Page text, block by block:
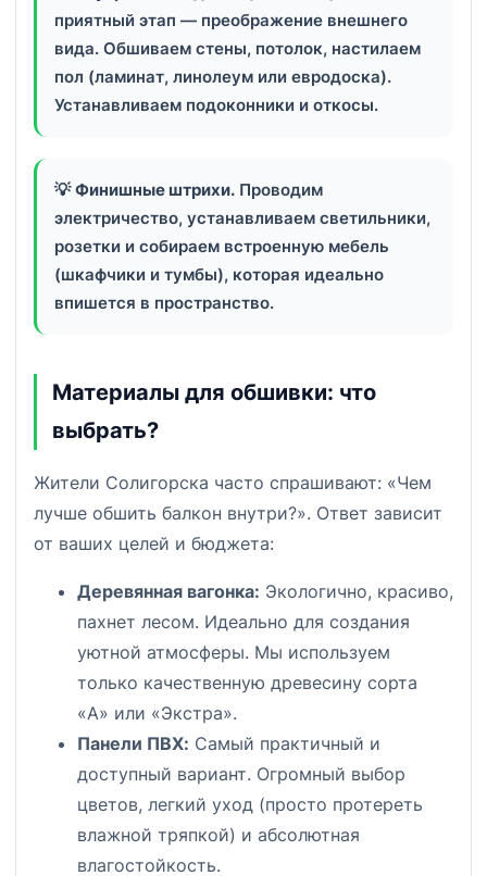
приятный этап — преображение внешнего
вида. Обшиваем стены, потолок, настилаем
пол (ламинат, линолеум или евродоска).
Устанавливаем подоконники и откосы.
💡Финишные штрихи. Проводим
электричество, устанавливаем светильники,
розетки и собираем встроенную мебель
(шкафчики и тумбы), которая идеально
впишется в пространство.
Материалы для обшивки: что
выбрать?
Жители Солигорска часто спрашивают: «Чем
лучше обшить балкон внутри?». Ответ зависит
от ваших целей и бюджета:
Деревянная вагонка: Экологично, красиво,
пахнет лесом. Идеально для создания
уютной атмосферы. Мы используем
только качественную древесину сорта
«А» или «Экстра».
Панели ПВХ: Самый практичный и
доступный вариант. Огромный выбор
цветов, легкий уход (просто протереть
влажной тряпкой) и абсолютная
влагостойкость.